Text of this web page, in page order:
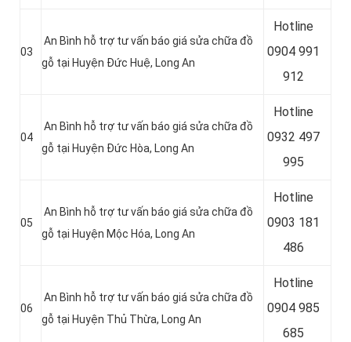
03
An Bình hỗ trợ tư vấn báo giá sửa chữa đồ
gỗ tại Huyện Đức Huệ, Long An
Hotline
0904 991
912
04
An Bình hỗ trợ tư vấn báo giá sửa chữa đồ
gỗ tại Huyện Đức Hòa, Long An
Hotline
0932 497
995
05
An Bình hỗ trợ tư vấn báo giá sửa chữa đồ
gỗ tại Huyện Mộc Hóa, Long An
Hotline
0903 181
486
06
An Bình hỗ trợ tư vấn báo giá sửa chữa đồ
gỗ tại Huyện Thủ Thừa, Long An
Hotline
0904 985
685